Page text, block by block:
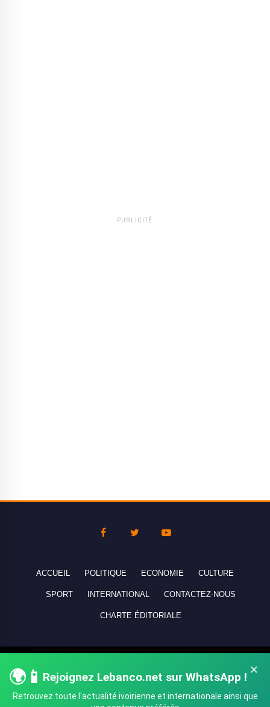
PUBLICITÉ
×
🌍📱 Rejoignez Lebanco.net sur WhatsApp !
Retrouvez toute l'actualité ivoirienne et internationale ainsi que
ACCUEIL POLITIQUE ECONOMIE CULTURE
SPORT INTERNATIONAL CONTACTEZ-NOUS
CHARTE ÉDITORIALE
réservés - All rights reserved.